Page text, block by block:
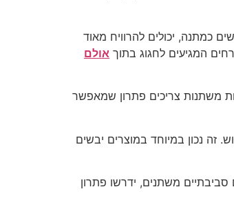
כמתנה, יכולים להרוויח מאוד
המגיעים לחגוג בתוך אולם
משתנות צריכים פתרון שמאפשר
זה נכון במיוחד במוצרים יבשים
משתנים, ידרשו פתרון